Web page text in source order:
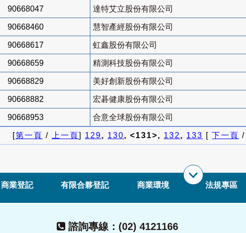
90668047 達特艾立股份有限公司
90668460 慧智產經股份有限公司
90668617 虹鑫股份有限公司
90668659 精測科技股份有限公司
90668829 美好創新股份有限公司
90668882 宏碁健康股份有限公司
90668953 合意全球股份有限公司
[第一頁 / 上一頁] 129, 130, <131>, 132, 133 [ 下一頁 /
商業登記 有限合夥登記 商業環境 法規專區
諮詢專線：(02) 4121166